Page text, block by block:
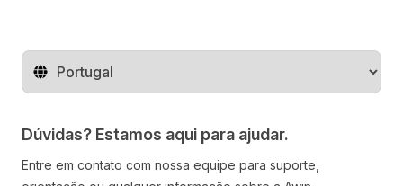
Mude o território
Dúvidas? Estamos aqui para ajudar.
Entre em contato com nossa equipe para suporte,